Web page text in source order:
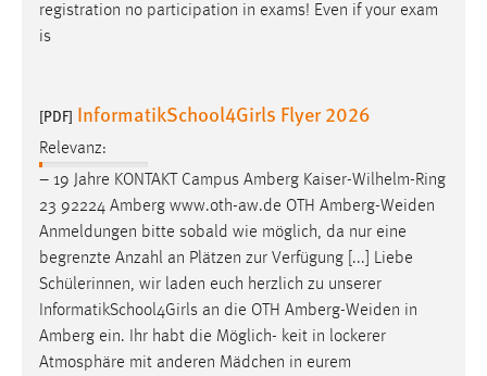
registration no participation in exams! Even if your exam
is
[PDF] InformatikSchool4Girls Flyer 2026
Relevanz:
– 19 Jahre KONTAKT Campus Amberg Kaiser-Wilhelm-Ring
23 92224 Amberg www.oth-aw.de OTH Amberg-Weiden
Anmeldungen bitte sobald wie möglich, da nur eine
begrenzte Anzahl an Plätzen zur Verfügung [...] Liebe
Schülerinnen, wir laden euch herzlich zu unserer
InformatikSchool4Girls an die OTH Amberg-Weiden in
Amberg ein. Ihr habt die Möglich- keit in lockerer
Atmosphäre mit anderen Mädchen in eurem